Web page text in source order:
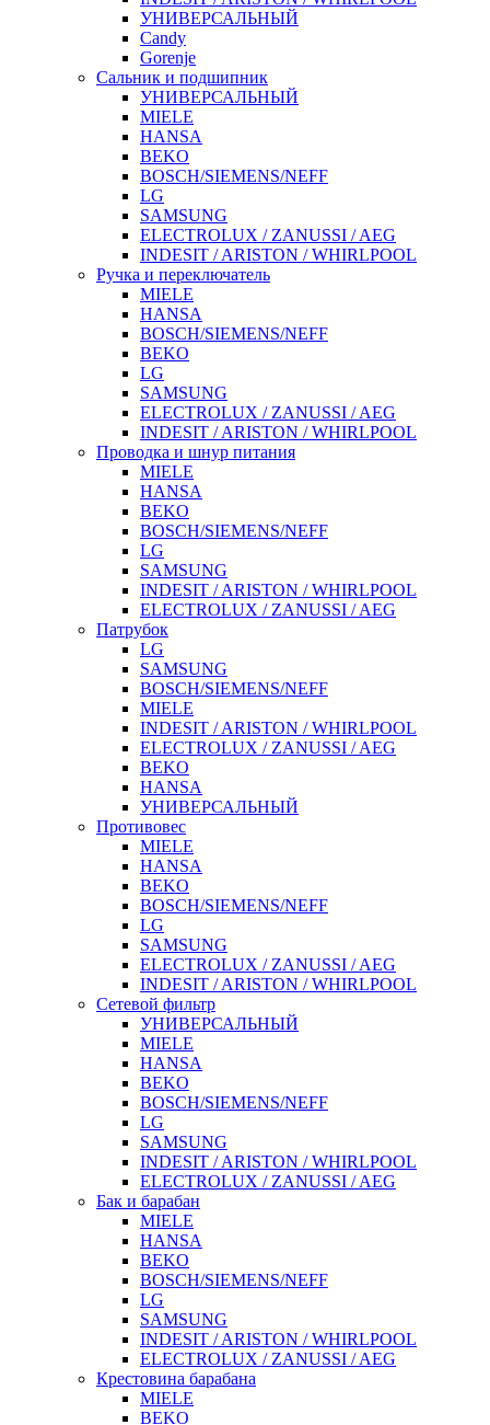
УНИВЕРСАЛЬНЫЙ
Candy
Gorenje
Сальник и подшипник
УНИВЕРСАЛЬНЫЙ
MIELE
HANSA
BEKO
BOSCH/SIEMENS/NEFF
LG
SAMSUNG
ELECTROLUX / ZANUSSI / AEG
INDESIT / ARISTON / WHIRLPOOL
Ручка и переключатель
MIELE
HANSA
BOSCH/SIEMENS/NEFF
BEKO
LG
SAMSUNG
ELECTROLUX / ZANUSSI / AEG
INDESIT / ARISTON / WHIRLPOOL
Проводка и шнур питания
MIELE
HANSA
BEKO
BOSCH/SIEMENS/NEFF
LG
SAMSUNG
INDESIT / ARISTON / WHIRLPOOL
ELECTROLUX / ZANUSSI / AEG
Патрубок
LG
SAMSUNG
BOSCH/SIEMENS/NEFF
MIELE
INDESIT / ARISTON / WHIRLPOOL
ELECTROLUX / ZANUSSI / AEG
BEKO
HANSA
УНИВЕРСАЛЬНЫЙ
Противовес
MIELE
HANSA
BEKO
BOSCH/SIEMENS/NEFF
LG
SAMSUNG
ELECTROLUX / ZANUSSI / AEG
INDESIT / ARISTON / WHIRLPOOL
Сетевой фильтр
УНИВЕРСАЛЬНЫЙ
MIELE
HANSA
BEKO
BOSCH/SIEMENS/NEFF
LG
SAMSUNG
INDESIT / ARISTON / WHIRLPOOL
ELECTROLUX / ZANUSSI / AEG
Бак и барабан
MIELE
HANSA
BEKO
BOSCH/SIEMENS/NEFF
LG
SAMSUNG
INDESIT / ARISTON / WHIRLPOOL
ELECTROLUX / ZANUSSI / AEG
Крестовина барабана
MIELE
BEKO